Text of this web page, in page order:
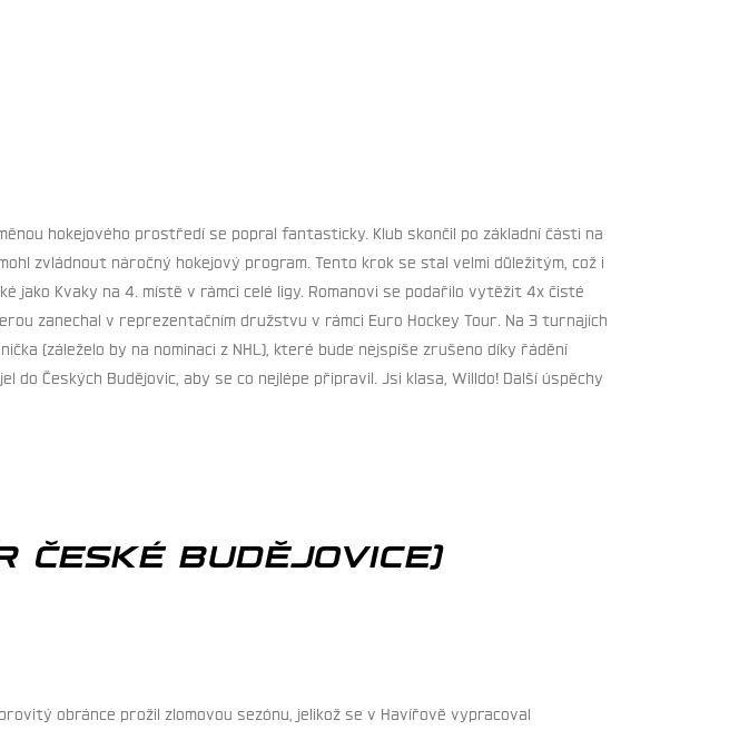
hokejového prostředí se popral fantasticky. Klub skončil po základní části na
zvládnout náročný hokejový program. Tento krok se stal velmi důležitým, což i
jako Kvaky na 4. místě v rámci celé ligy. Romanovi se podařilo vytěžit 4x čisté
zanechal v reprezentačním družstvu v rámci Euro Hockey Tour. Na 3 turnajích
(záleželo by na nominaci z NHL), které bude nejspíše zrušeno díky řádění
Českých Budějovic, aby se co nejlépe připravil. Jsi klasa, Willdo! Další úspěchy
ČESKÉ BUDĚJOVICE)
obránce prožil zlomovou sezónu, jelikož se v Havířově vypracoval